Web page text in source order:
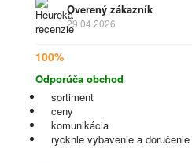
Overený zákazník
29.04.2026
100%
Odporúča obchod
sortiment
ceny
komunikácia
rýckhle vybavenie a doručenie